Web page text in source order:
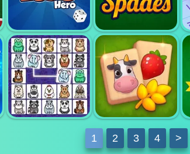
マジョンリンク バタフライ 姉妹
1 2 3 4 >